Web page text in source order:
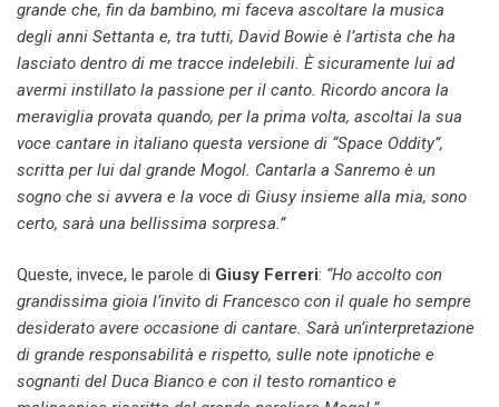
grande che, fin da bambino, mi faceva ascoltare la musica
degli anni Settanta e, tra tutti, David Bowie è l’artista che ha
lasciato dentro di me tracce indelebili. È sicuramente lui ad
avermi instillato la passione per il canto. Ricordo ancora la
meraviglia provata quando, per la prima volta, ascoltai la sua
voce cantare in italiano questa versione di “Space Oddity”,
scritta per lui dal grande Mogol. Cantarla a Sanremo è un
sogno che si avvera e la voce di Giusy insieme alla mia, sono
certo, sarà una bellissima sorpresa.”
Queste, invece, le parole di Giusy Ferreri: “Ho accolto con
grandissima gioia l’invito di Francesco con il quale ho sempre
desiderato avere occasione di cantare. Sarà un’interpretazione
di grande responsabilità e rispetto, sulle note ipnotiche e
sognanti del Duca Bianco e con il testo romantico e